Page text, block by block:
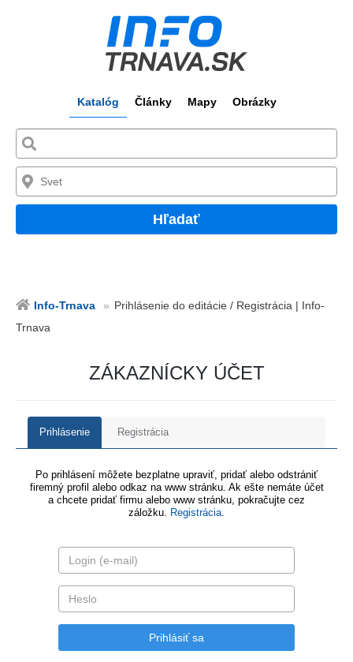
Katalóg Články Mapy Obrázky
Hľadať
Info-Trnava
Prihlásenie do editácie / Registrácia | Info-
Trnava
ZÁKAZNÍCKY ÚČET
Prihlásenie Registrácia
Po prihlásení môžete bezplatne upraviť, pridať alebo odstrániť
firemný profil alebo odkaz na www stránku. Ak ešte nemáte účet
a chcete pridať firmu alebo www stránku, pokračujte cez
záložku. Registrácia.